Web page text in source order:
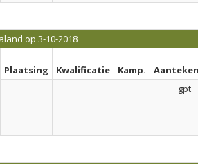
op 3-10-2018
Plaatsing Kwalificatie Kamp.
gpt